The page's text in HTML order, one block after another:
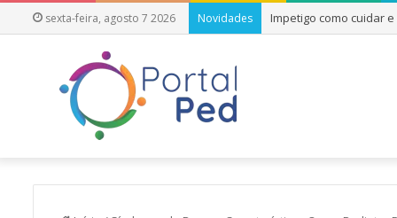
sexta-feira, agosto 7 2026 Novidades Impetigo como cuidar